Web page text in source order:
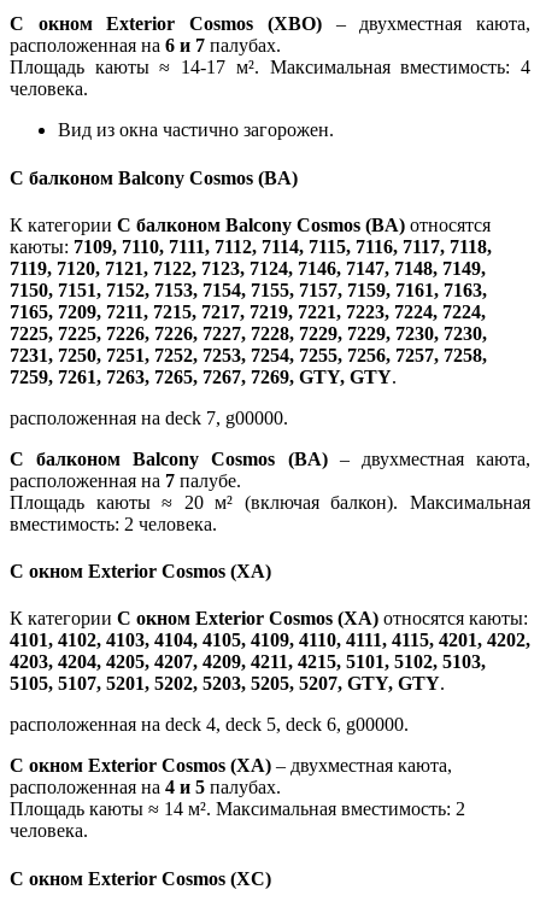
С окном Exterior Cosmos (XBO)– двухместная каюта,
расположенная на 6 и 7 палубах.
Площадь каюты ≈ 14-17 м². Максимальная вместимость: 4
человека.
Вид из окна частично загорожен.
С балконом Balcony Cosmos (BA)
К категории С балконом Balcony Cosmos (BA) относятся
каюты: 7109, 7110, 7111, 7112, 7114, 7115, 7116, 7117, 7118,
7119, 7120, 7121, 7122, 7123, 7124, 7146, 7147, 7148, 7149,
7150, 7151, 7152, 7153, 7154, 7155, 7157, 7159, 7161, 7163,
7165, 7209, 7211, 7215, 7217, 7219, 7221, 7223, 7224, 7224,
7225, 7225, 7226, 7226, 7227, 7228, 7229, 7229, 7230, 7230,
7231, 7250, 7251, 7252, 7253, 7254, 7255, 7256, 7257, 7258,
7259, 7261, 7263, 7265, 7267, 7269, GTY, GTY.
расположенная на deck 7, g00000.
С балконом Balcony Cosmos (BA)– двухместная каюта,
расположенная на 7 палубе.
Площадь каюты ≈ 20 м² (включая балкон). Максимальная
вместимость: 2 человека.
С окном Exterior Cosmos (XA)
К категории С окном Exterior Cosmos (XA) относятся каюты:
4101, 4102, 4103, 4104, 4105, 4109, 4110, 4111, 4115, 4201, 4202,
4203, 4204, 4205, 4207, 4209, 4211, 4215, 5101, 5102, 5103,
5105, 5107, 5201, 5202, 5203, 5205, 5207, GTY, GTY.
расположенная на deck 4, deck 5, deck 6, g00000.
С окном Exterior Cosmos (XA) – двухместная каюта,
расположенная на 4 и 5 палубах.
Площадь каюты ≈ 14 м². Максимальная вместимость: 2
человека.
С окном Exterior Cosmos (XC)